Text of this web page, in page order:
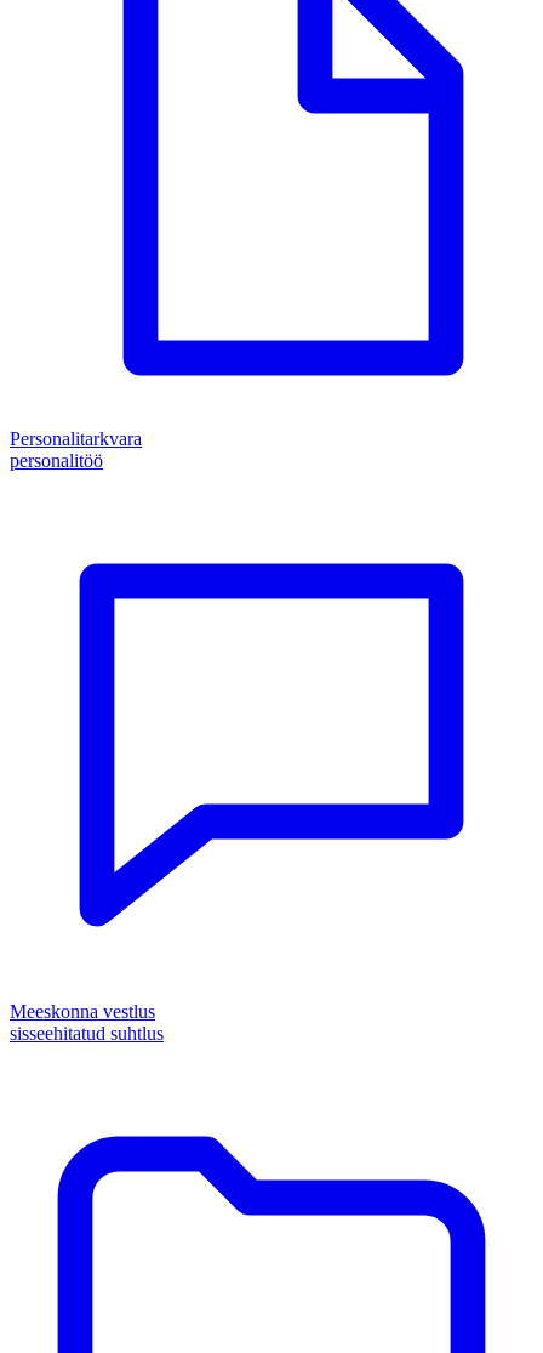
Personalitarkvara
personalitöö
Meeskonna vestlus
sisseehitatud suhtlus